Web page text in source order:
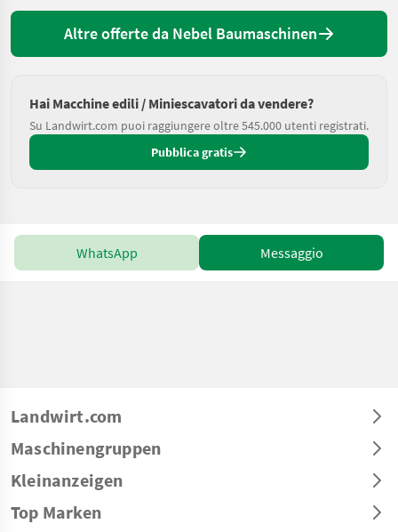
Altre offerte da Nebel Baumaschinen
Hai Macchine edili / Miniescavatori da vendere?
Su Landwirt.com puoi raggiungere oltre 545.000 utenti registrati.
Pubblica gratis
WhatsApp Messaggio
Landwirt.com
Maschinengruppen
Kleinanzeigen
Top Marken